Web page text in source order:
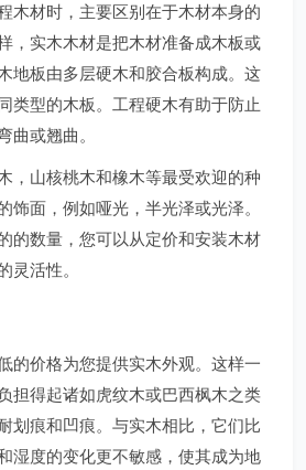
木材时，主要区别在于木材本身的
，实木木材是把木材准备成木板或
地板由多层硬木和胶合板构成。这
类型的木板。工程硬木有助于防止
曲或翘曲。
，山核桃木和橡木等最受欢迎的种
饰面，例如哑光，半光泽或光泽。
的数量，您可以从定价和安装木材
灵活性。
的价格为您提供实木外观。这样一
担得起诸如虎纹木或巴西枫木之类
划痕和凹痕。与实木相比，它们比
湿度的变化更不敏感，使其成为地